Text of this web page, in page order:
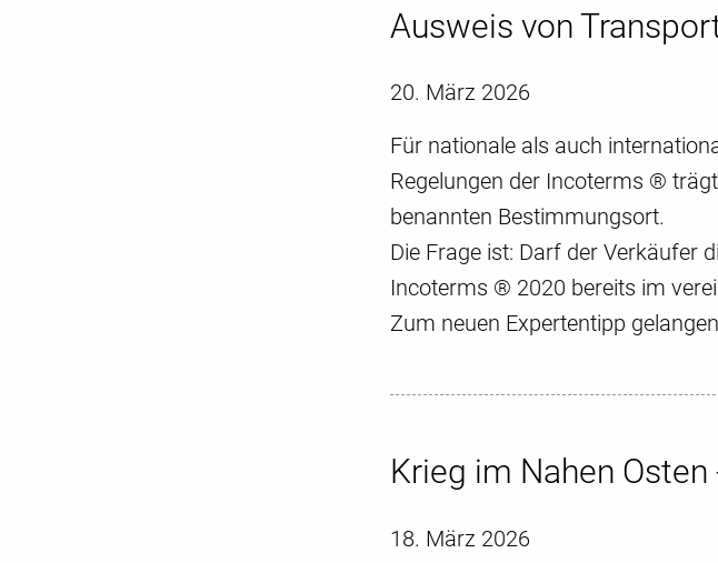
Ausweis von
20. März 2026
Für nationale als auch
Regelungen der Incoterms ®
benannten Bestimmungsort.
Die Frage ist: Darf der Verkäufer
Incoterms ® 2020 bereits im
Zum neuen Expertentipp
Krieg im Nahen
18. März 2026